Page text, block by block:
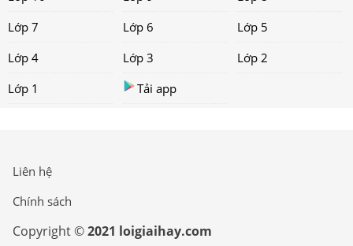
Lớp 7
Lớp 6
Lớp 5
Lớp 4
Lớp 3
Lớp 2
Lớp 1
Tải app
Liên hệ
Chính sách
Copyright ©2021 loigiaihay.com